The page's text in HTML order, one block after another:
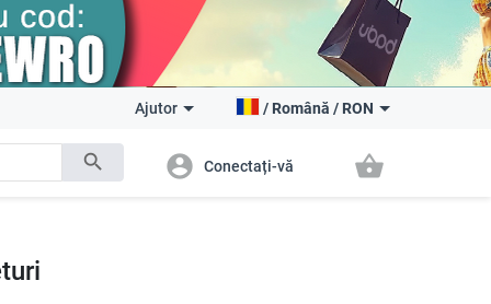
search
Ajutor / Română / RON
account_circle Conectați-vă shopping_basket